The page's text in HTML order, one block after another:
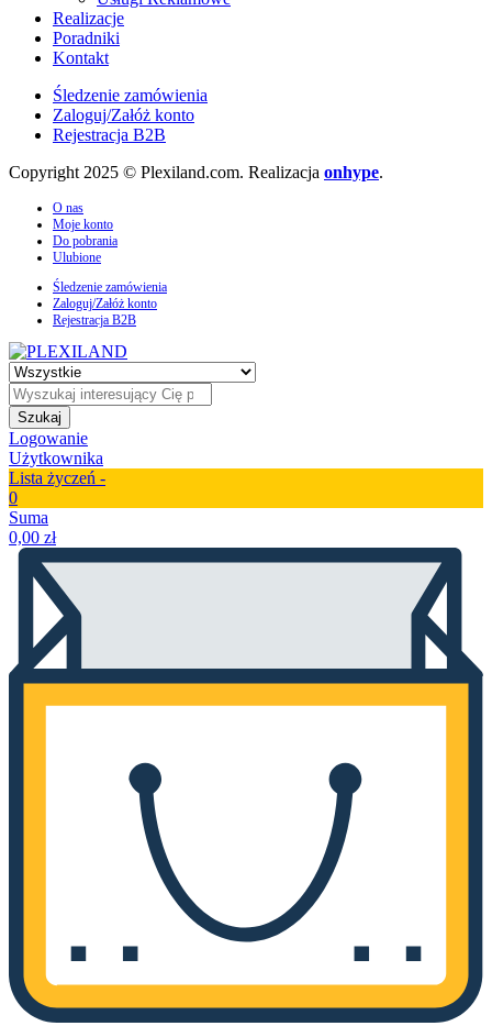
Realizacje
Poradniki
Kontakt
Śledzenie zamówienia
Zaloguj/Załóż konto
Rejestracja B2B
Copyright 2025 © Plexiland.com. Realizacja onhype.
O nas
Moje konto
Do pobrania
Ulubione
Śledzenie zamówienia
Zaloguj/Załóż konto
Rejestracja B2B
Szukaj
Logowanie
Użytkownika
Lista życzeń -
0
Suma
0,00 zł